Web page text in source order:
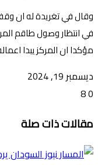
وقال في تغريدة له ان
مؤكدا ان المركز يبدا
ديسمبر 19, 2024
0
عبر
البريد
مقالات ذات صلة